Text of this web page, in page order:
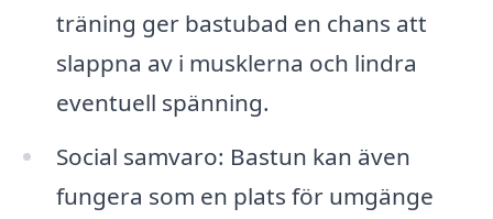
träning ger bastubad en chans att
slappna av i musklerna och lindra
eventuell spänning.
Social samvaro: Bastun kan även
fungera som en plats för umgänge